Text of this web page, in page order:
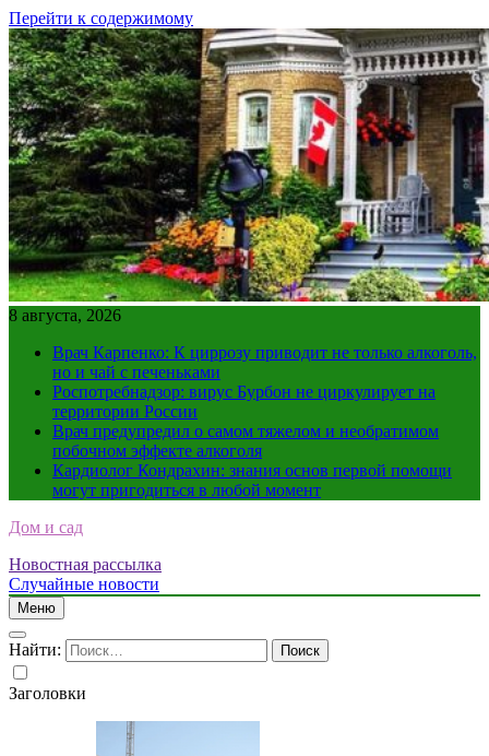
Перейти к содержимому
8 августа, 2026
Врач Карпенко: К циррозу приводит не только алкоголь,
но и чай с печеньками
Роспотребнадзор: вирус Бурбон не циркулирует на
территории России
Врач предупредил о самом тяжелом и необратимом
побочном эффекте алкоголя
Кардиолог Кондрахин: знания основ первой помощи
могут пригодиться в любой момент
Дом и сад
Новостная рассылка
Случайные новости
Меню
Найти:
Заголовки